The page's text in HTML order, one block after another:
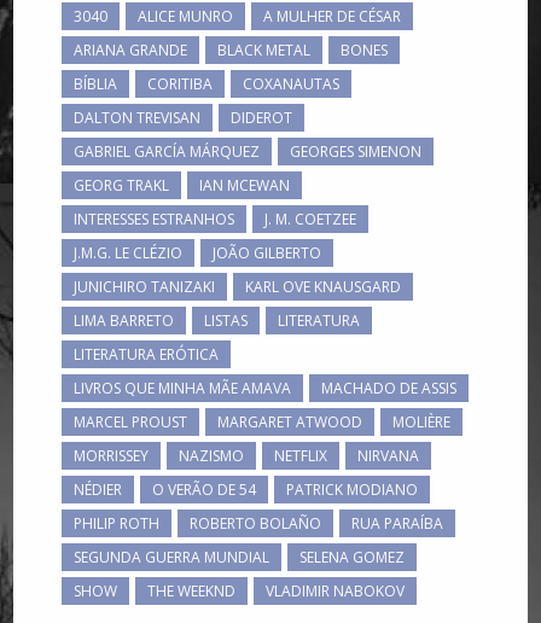
3040 ALICE MUNRO
A MULHER DE CÉSAR
ARIANA GRANDE
BLACK METAL
BONES
BÍBLIA
CORITIBA
COXANAUTAS
DALTON TREVISAN
DIDEROT
GABRIEL GARCÍA MÁRQUEZ
GEORGES SIMENON
GEORG TRAKL
IAN MCEWAN
INTERESSES ESTRANHOS
J. M. COETZEE
J.M.G. LE CLÉZIO
JOÃO GILBERTO
JUNICHIRO TANIZAKI
KARL OVE KNAUSGARD
LIMA BARRETO
LISTAS
LITERATURA
LITERATURA ERÓTICA
LIVROS QUE MINHA MÃE AMAVA
MACHADO DE ASSIS
MARCEL PROUST
MARGARET ATWOOD
MOLIÈRE
MORRISSEY
NAZISMO NETFLIX
NIRVANA
NÉDIER
O VERÃO DE 54
PATRICK MODIANO
PHILIP ROTH
ROBERTO BOLAÑO
RUA PARAÍBA
SEGUNDA GUERRA MUNDIAL
SELENA GOMEZ
SHOW
THE WEEKND VLADIMIR NABOKOV